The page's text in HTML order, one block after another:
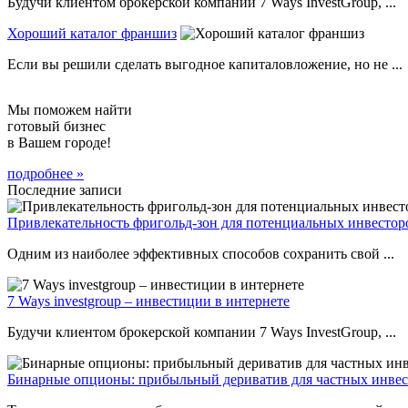
Хороший каталог франшиз
Если вы решили сделать выгодное капиталовложение, но не ...
Мы поможем найти
готовый бизнес
в Вашем городе!
подробнее »
Последние записи
Привлекательность фригольд-зон для потенциальных
Одним из наиболее эффективных способов сохранить свой ...
7 Ways investgroup – инвестиции в интернете
Будучи клиентом брокерской компании 7 Ways InvestGroup, ...
Бинарные опционы: прибыльный дериватив для частных